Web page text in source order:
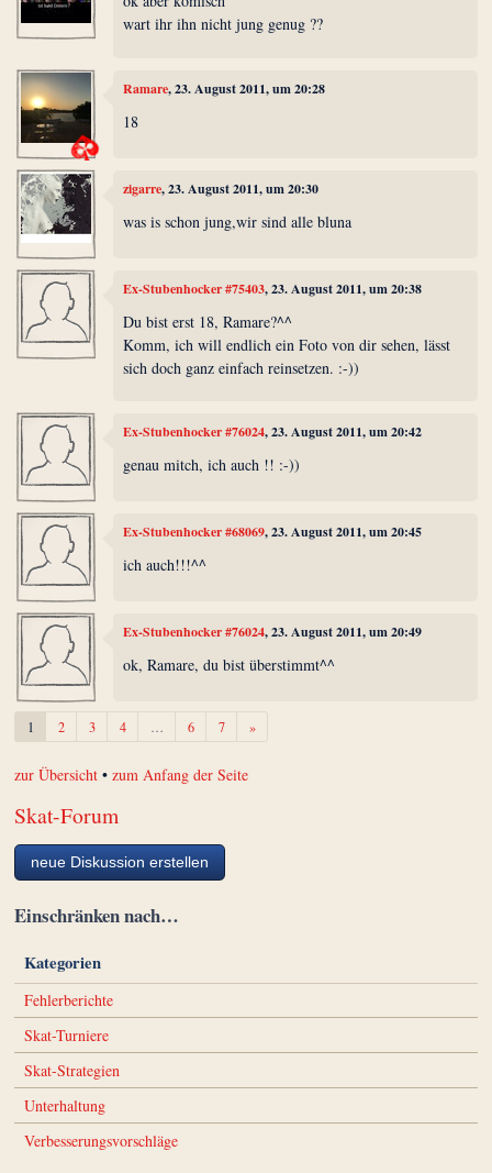
wart ihr ihn nicht jung genug ??
Ramare, 23. August 2011, um 20:28
18
zigarre, 23. August 2011, um 20:30
was is schon jung,wir sind alle bluna
Ex-Stubenhocker #75403, 23. August 2011, um 20:38
Du bist erst 18, Ramare?^^
Komm, ich will endlich ein Foto von dir sehen, lässt
sich doch ganz einfach reinsetzen. :-))
Ex-Stubenhocker #76024, 23. August 2011, um 20:42
genau mitch, ich auch !! :-))
Ex-Stubenhocker #68069, 23. August 2011, um 20:45
ich auch!!!^^
Ex-Stubenhocker #76024, 23. August 2011, um 20:49
ok, Ramare, du bist überstimmt^^
1 2 3 4 … 6 7 »Weiter
zur Übersicht •zum Anfang der Seite
Skat-Forum
neue Diskussion erstellen
Einschränken nach…
Kategorien
Fehlerberichte
Skat-Turniere
Skat-Strategien
Unterhaltung
Verbesserungsvorschläge